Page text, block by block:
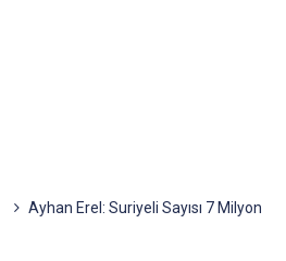
Ayhan Erel: Suriyeli Sayısı 7 Milyon